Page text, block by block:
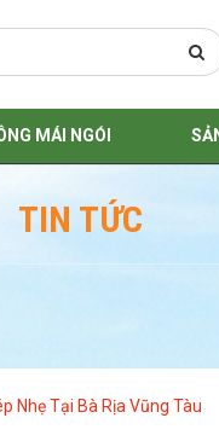
MÁI NGÓI
TIN TỨC
Nhẹ Tại Bà Rịa Vũng Tàu